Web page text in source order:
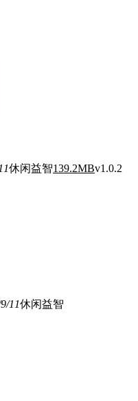
休闲益智139.2MBv1.0.2
11休闲益智